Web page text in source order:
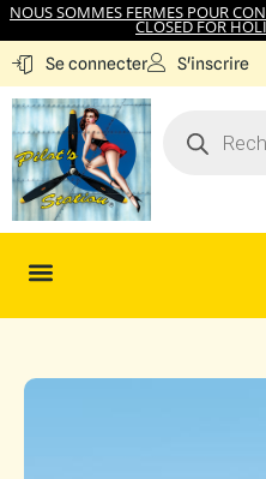
NOUS SOMMES FERMES POUR
CLOSED FOR
Se connecter S'inscrire